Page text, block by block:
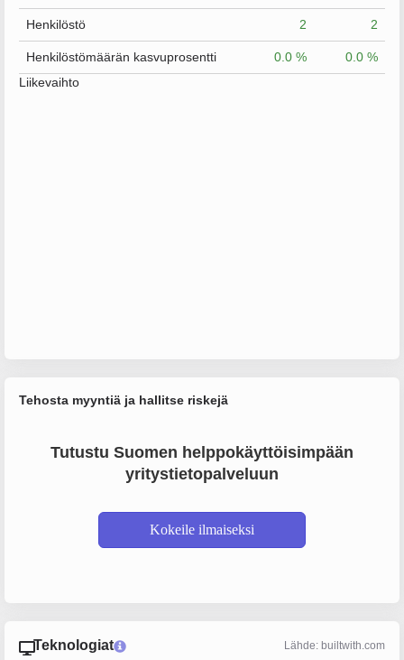
Henkilöstö 2 2
Henkilöstömäärän kasvuprosentti 0.0 %
0.0 %
Liikevaihto
Tehosta myyntiä ja hallitse riskejä
Tutustu Suomen helppokäyttöisimpään
yritystietopalveluun
Kokeile ilmaiseksi
Teknologiat Lähde: builtwith.com